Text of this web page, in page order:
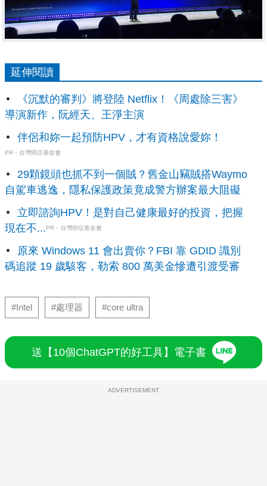
延伸閱讀
《沉默的審判》將登陸 Netflix！《周處除三害》
導演新作，阮經天、王淨主演
伴侶和妳一起預防HPV，才有資格說愛妳！
PR・台灣癌症基金會
29顆鏡頭也抓不到一個賊？舊金山竊賊搭Waymo
自駕車逃逸，隱私保護政策竟成警方辦案最大阻礙
立即諮詢HPV！是對自己健康最好的投資，把握
現在不... PR・台灣癌症基金會
原來 Windows 11 會出賣你？FBI 靠 GDID 識別
碼追蹤 19 歲駭客，勒索 800 萬美金慘遭引渡受審
#Intel #處理器 #core ultra
送【10個ChatGPT的好工具】電子書
ADVERTISEMENT